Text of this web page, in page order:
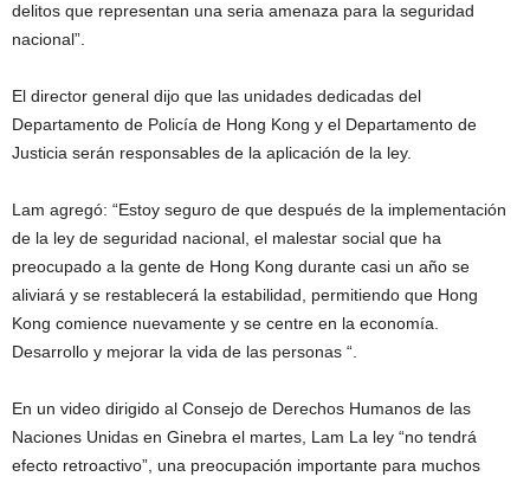
delitos que representan una seria amenaza para la seguridad
nacional”.
El director general dijo que las unidades dedicadas del
Departamento de Policía de Hong Kong y el Departamento de
Justicia serán responsables de la aplicación de la ley.
Lam agregó: “Estoy seguro de que después de la implementación
de la ley de seguridad nacional, el malestar social que ha
preocupado a la gente de Hong Kong durante casi un año se
aliviará y se restablecerá la estabilidad, permitiendo que Hong
Kong comience nuevamente y se centre en la economía.
Desarrollo y mejorar la vida de las personas “.
En un video dirigido al Consejo de Derechos Humanos de las
Naciones Unidas en Ginebra el martes, Lam La ley “no tendrá
efecto retroactivo”, una preocupación importante para muchos